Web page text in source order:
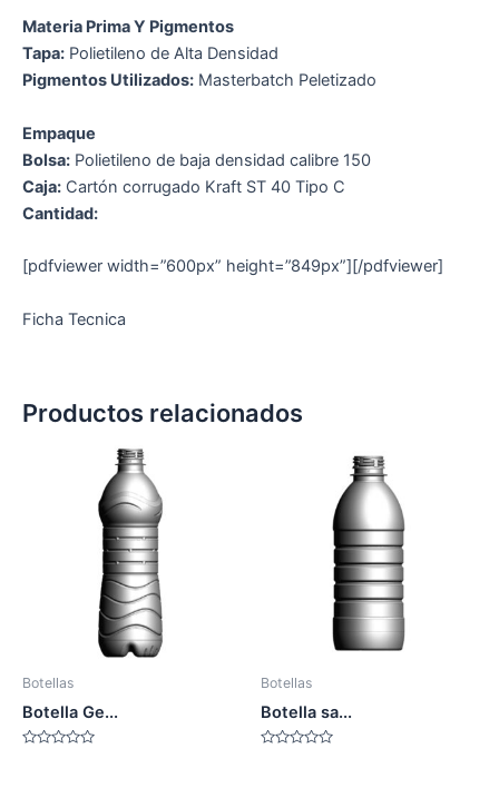
Materia Prima Y Pigmentos
Tapa: Polietileno de Alta Densidad
Pigmentos Utilizados: Masterbatch Peletizado
Empaque
Bolsa: Polietileno de baja densidad calibre 150
Caja: Cartón corrugado Kraft ST 40 Tipo C
Cantidad:
[pdfviewer width=”600px” height=”849px”][/pdfviewer]
Ficha Tecnica
Productos relacionados
Botellas
Botella Ge...
Botellas
Botella sa...